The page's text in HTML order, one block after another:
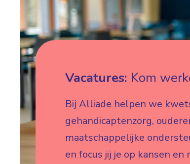
Vacatures: Kom
Bij Alliade helpen we
gehandicaptenzorg,
maatschappelijke
en focus jij je op kansen en